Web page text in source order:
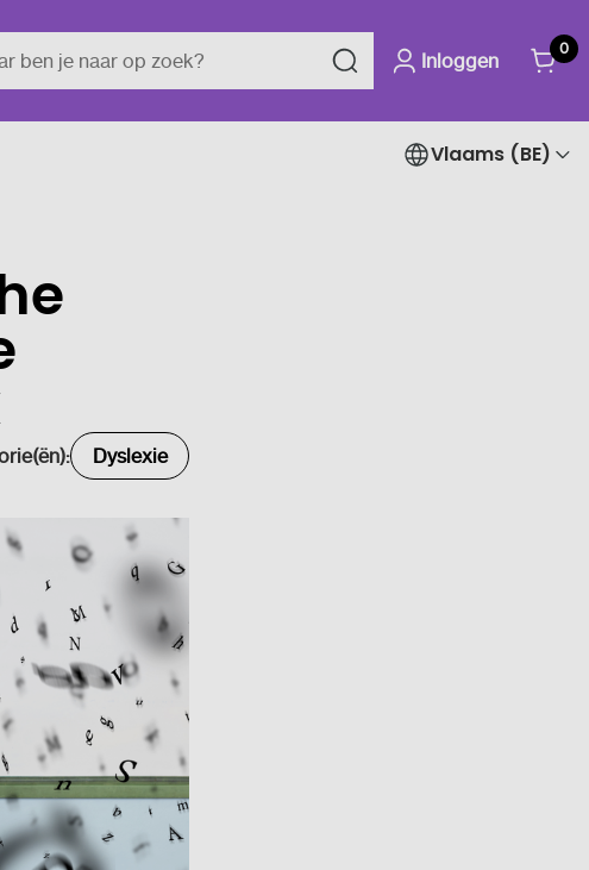
Inloggen
0
Vlaams (BE)
Dyslexie